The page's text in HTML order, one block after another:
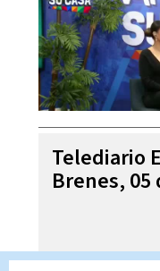
Telediario
Brenes, 05